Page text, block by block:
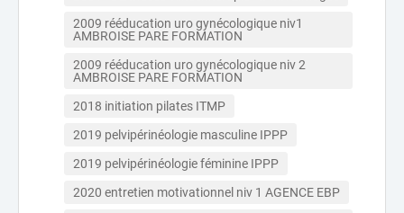
2009 rééducation uro gynécologique niv1
AMBROISE PARE FORMATION
2009 rééducation uro gynécologique niv 2
AMBROISE PARE FORMATION
2018 initiation pilates ITMP
2019 pelvipérinéologie masculine IPPP
2019 pelvipérinéologie féminine IPPP
2020 entretien motivationnel niv 1 AGENCE EBP